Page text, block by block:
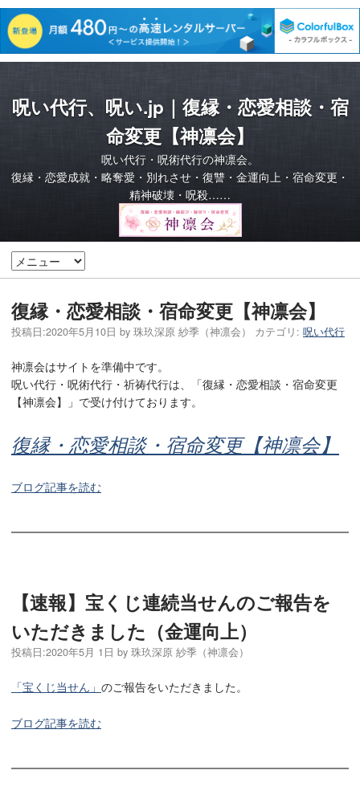
呪い代行、呪い.jp｜復縁・恋愛相談・宿
命変更【神凛会】
呪い代行・呪術代行の神凛会。
復縁・恋愛成就・略奪愛・別れさせ・復讐・金運向上・宿命変更・
精神破壊・呪殺……
復縁・恋愛相談・宿命変更【神凛会】
投稿日:2020年5月10日 by 珠玖深原 紗季（神凛会） カテゴリ: 呪い代行
神凛会はサイトを準備中です。
呪い代行・呪術代行・祈祷代行は、「復縁・恋愛相談・宿命変更
【神凛会】」で受け付けております。
復縁・恋愛相談・宿命変更【神凛会】
ブログ記事を読む
【速報】宝くじ連続当せんのご報告を
いただきました（金運向上）
投稿日:2020年5月 1日 by 珠玖深原 紗季（神凛会）
「宝くじ当せん」 のご報告をいただきました。
ブログ記事を読む